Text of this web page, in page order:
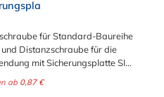
für Standard-Baureihe
Distanzschraube für die
mit Sicherungsplatte SIG.
verzinkten Stahl und Edelstahl
ab 0,87 €